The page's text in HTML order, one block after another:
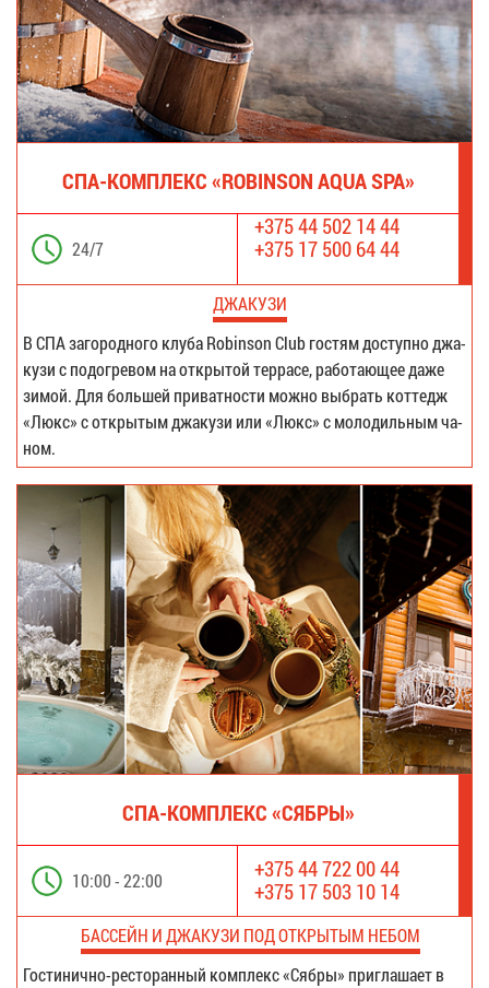
СПА-КОМ­ПЛЕКС «ROBINSON AQUA SPA»
+375 44 502 14 44
+375 17 500 64 44
24/7
ДЖА­КУ­ЗИ
В СПА за­го­род­но­го клу­ба Robinson Club го­стям до­ступ­но джа­
ку­зи с по­до­гре­вом на от­кры­той тер­ра­се, ра­бо­та­ю­щее да­же
зи­мой. Для боль­шей при­ват­но­сти мож­но вы­брать кот­тедж
«Люкс» с от­кры­тым джа­ку­зи или «Люкс» с мо­ло­диль­ным ча­
ном.
СПА-КОМ­ПЛЕКС «СЯБ­РЫ»
+375 44 722 00 44
+375 17 503 10 14
10:00 - 22:00
БАС­СЕЙН И ДЖА­КУ­ЗИ ПОД ОТ­КРЫ­ТЫМ НЕБОМ
Го­сти­нич­но-ре­сто­ран­ный ком­плекс «Сяб­ры» при­гла­ша­ет в